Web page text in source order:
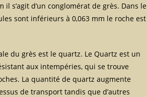
il s’agit d’un conglomérat de grès. Dans le
sont inférieurs à 0,063 mm le roche est
du grès est le quartz. Le Quartz est un
aux intempéries, qui se trouve
La quantité de quartz augmente
de transport tandis que d’autres